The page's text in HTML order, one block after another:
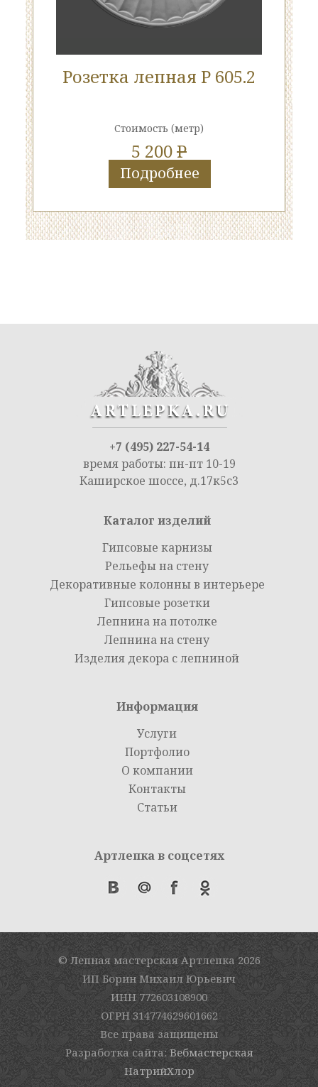
Розетка лепная Р 605.2
Стоимость (метр)
5 200P
Подробнее
+7 (495) 227-54-14
время работы: пн-пт 10-19
Каширское шоссе, д.17к5с3
Каталог изделий
Гипсовые карнизы
Рельефы на стену
Декоративные колонны в интерьере
Гипсовые розетки
Лепнина на потолке
Лепнина на стену
Изделия декора с лепниной
Информация
Услуги
Портфолио
О компании
Контакты
Статьи
Артлепка в соцсетях
© Лепная мастерская Артлепка 2026
ИП Борин Михаил Юрьевич
ИНН 772603108900
ОГРН 314774629601662
Все права защищены
Разработка сайта: Вебмастерская
НатрийХлор